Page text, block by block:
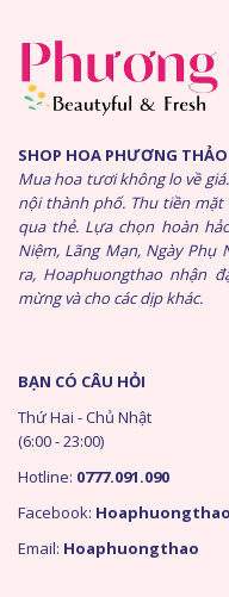
SHOP HOA PHƯƠNG
Mua hoa tươi không lo về
nội thành phố. Thu tiền
qua thẻ. Lựa chọn hoàn
Niệm, Lãng Mạn, Ngày Phụ
ra, Hoaphuongthao nhận
mừng và cho các dịp khác.
BẠN CÓ CÂU HỎI
Thứ Hai - Chủ Nhật
(6:00 - 23:00)
Hotline: 0777.091.090
Facebook: Hoaphuongthao
Email: Hoaphuongthao